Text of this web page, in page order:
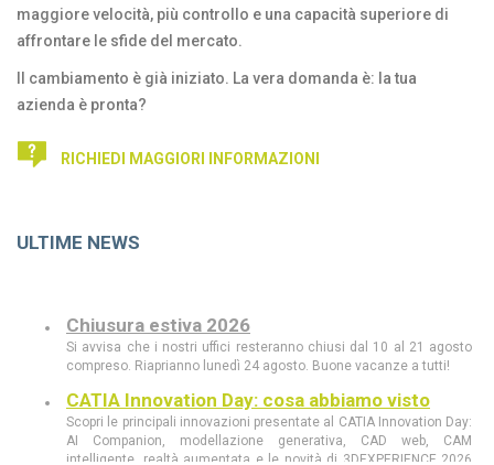
maggiore velocità, più controllo e una capacità superiore di
affrontare le sfide del mercato.
Il cambiamento è già iniziato. La vera domanda è: la tua
azienda è pronta?
RICHIEDI MAGGIORI INFORMAZIONI
ULTIME NEWS
Si avvisa che i nostri uffici resteranno chiusi dal 10 al 21 agosto
compreso. Riaprianno lunedì 24 agosto. Buone vacanze a tutti!
CATIA Innovation Day: cosa abbiamo visto
Scopri le principali innovazioni presentate al CATIA Innovation Day:
AI Companion, modellazione generativa, CAD web, CAM
intelligente, realtà aumentata e le novità di 3DEXPERIENCE 2026
FD03.